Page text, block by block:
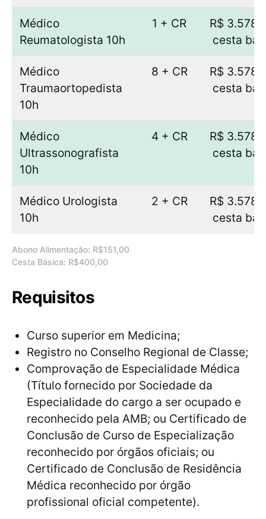
Médico
Reumatologista 10h
1 + CR
R$
cesta
Médico
Traumaortopedista
10h
8 + CR
R$
cesta
Médico
Ultrassonografista
10h
4 + CR
R$
cesta
Médico Urologista
10h
2 + CR
R$
cesta
Abono Alimentação: R$151,00
Cesta Básica: R$400,00
Requisitos
Curso superior em Medicina;
Registro no Conselho Regional de Classe;
Comprovação de Especialidade Médica
(Título fornecido por Sociedade da
Especialidade do cargo a ser ocupado e
reconhecido pela AMB; ou Certificado de
Conclusão de Curso de Especialização
reconhecido por órgãos oficiais; ou
Certificado de Conclusão de Residência
Médica reconhecido por órgão
profissional oficial competente).